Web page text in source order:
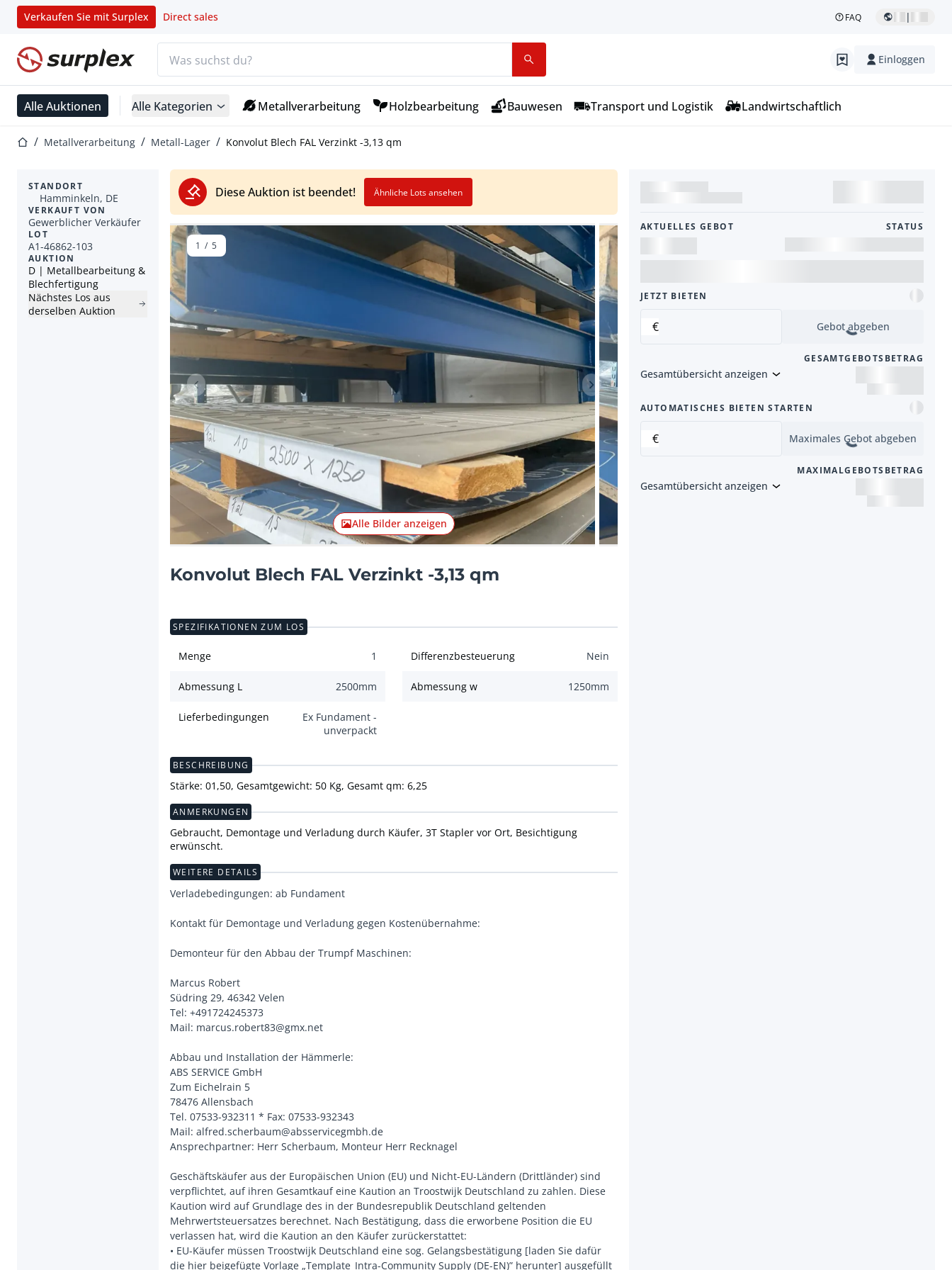
Verkaufen Sie mit Surplex Direct sales FAQ |
Startseite Einloggen
Alle Auktionen Alle Kategorien Metallverarbeitung Holzbearbeitung Bauwesen Transport und Logistik Landwirtschaftlich
StartseiteMetallverarbeitung Metall-Lager Konvolut Blech FAL Verzinkt -3,13 qm
Diese Auktion ist beendet! Ähnliche Lots ansehen
STANDORT
Hamminkeln, DE
VERKAUFT VON
Gewerblicher Verkäufer
LOT
A1-46862-103
AUKTION
D | Metallbearbeitung &
Blechfertigung
Nächstes Los aus
derselben Auktion
Vorheriger Artikel Nächster Artikel
Alle Bilder anzeigen
1 / 5
Konvolut Blech FAL Verzinkt -3,13 qm
AKTUELLES GEBOT STATUS
JETZT BIETEN
€ Gebot abgeben
GESAMTGEBOTSBETRAG
Gesamtübersicht anzeigen
AUTOMATISCHES BIETEN STARTEN
€ Maximales Gebot abgeben
MAXIMALGEBOTSBETRAG
Gesamtübersicht anzeigen
SPEZIFIKATIONEN ZUM LOS
Menge 1 Differenzbesteuerung Nein
Abmessung L 2500mm Abmessung w 1250mm
Lieferbedingungen
Ex Fundament -
unverpackt
BESCHREIBUNG
Stärke: 01,50, Gesamtgewicht: 50 Kg, Gesamt qm: 6,25
ANMERKUNGEN
Gebraucht, Demontage und Verladung durch Käufer, 3T Stapler vor Ort, Besichtigung
erwünscht.
WEITERE DETAILS
Verladebedingungen: ab Fundament
Kontakt für Demontage und Verladung gegen Kostenübernahme:
Demonteur für den Abbau der Trumpf Maschinen:
Marcus Robert
Südring 29, 46342 Velen
Tel: +491724245373
Mail: marcus.robert83@gmx.net
Abbau und Installation der Hämmerle:
ABS SERVICE GmbH
Zum Eichelrain 5
78476 Allensbach
Tel. 07533-932311 * Fax: 07533-932343
Mail: alfred.scherbaum@absservicegmbh.de
Ansprechpartner: Herr Scherbaum, Monteur Herr Recknagel
Geschäftskäufer aus der Europäischen Union (EU) und Nicht-EU-Ländern (Drittländer) sind
verpflichtet, auf ihren Gesamtkauf eine Kaution an Troostwijk Deutschland zu zahlen. Diese
Kaution wird auf Grundlage des in der Bundesrepublik Deutschland geltenden
Mehrwertsteuersatzes berechnet. Nach Bestätigung, dass die erworbene Position die EU
verlassen hat, wird die Kaution an den Käufer zurückerstattet:
• EU-Käufer müssen Troostwijk Deutschland eine sog. Gelangsbestätigung [laden Sie dafür
die hier beigefügte Vorlage „Template_Intra-Community Supply (DE-EN)” herunter] ausgefüllt